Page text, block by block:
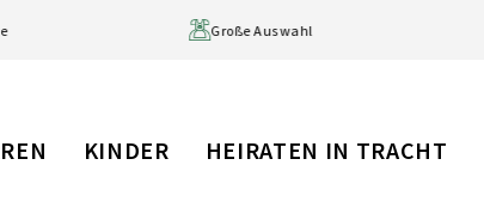
Große Auswahl
KINDER HEIRATEN IN TRACHT